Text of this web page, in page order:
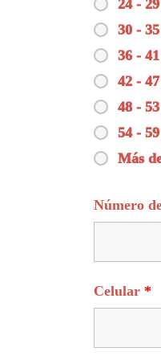
24 -
30 -
36 -
42 -
48 -
54 -
Más
Número
Celular *